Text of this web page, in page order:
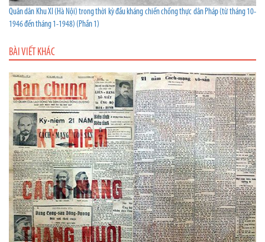
Quân dân Khu XI (Hà Nội) trong thời kỳ đầu kháng chiến chống thực dân Pháp (từ tháng 10-
1946 đến tháng 1-1948) (Phần 1)
BÀI VIẾT KHÁC